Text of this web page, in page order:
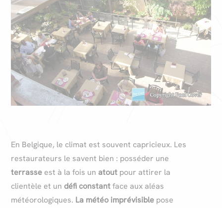
En Belgique, le climat est souvent capricieux. Les
restaurateurs le savent bien : posséder une
terrasse est à la fois un atout pour attirer la
clientèle et un défi constantface aux aléas
météorologiques. La météo imprévisible pose